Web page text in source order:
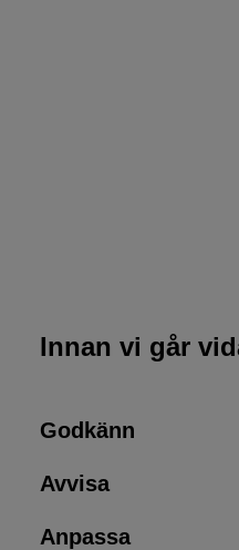
Innan vi går
Anpassa
Avvisa
Godkänn